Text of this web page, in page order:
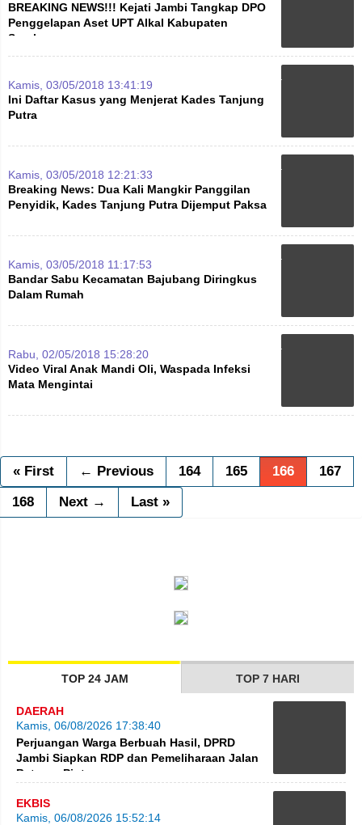
BREAKING NEWS!!! Kejati Jambi Tangkap DPO
Penggelapan Aset UPT Alkal Kabupaten
Sarolangun
Kamis, 03/05/2018 13:41:19
Ini Daftar Kasus yang Menjerat Kades Tanjung
Putra
Kamis, 03/05/2018 12:21:33
Breaking News: Dua Kali Mangkir Panggilan
Penyidik, Kades Tanjung Putra Dijemput Paksa
Kamis, 03/05/2018 11:17:53
Bandar Sabu Kecamatan Bajubang Diringkus
Dalam Rumah
Rabu, 02/05/2018 15:28:20
Video Viral Anak Mandi Oli, Waspada Infeksi
Mata Mengintai
« First ← Previous 164 165 166
167
168
Next → Last »
TOP 24 JAM TOP 7 HARI
DAERAH
Kamis, 06/08/2026 17:38:40
Perjuangan Warga Berbuah Hasil, DPRD
Jambi Siapkan RDP dan Pemeliharaan Jalan
Betung–Pintas
EKBIS
Kamis, 06/08/2026 15:52:14